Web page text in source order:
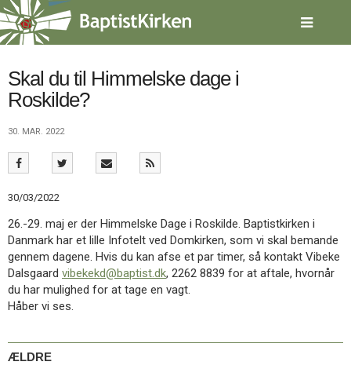
Spring
menu
over
gå
indholdVend
forsiden
Forside
3.0:
Kalender
4.0:
Inspiration
5.0:
Værktøjskassen
6.0:
Mission
7.0:
Om
BaptistKirken
8.0:
Kontakt
10.0:
Nyheder
11.0:
Kalender
Skal du til Himmelske dage i
Roskilde?
30. MAR. 2022
30/03/2022
26.-29. maj er der Himmelske Dage i Roskilde. Baptistkirken i
Danmark har et lille Infotelt ved Domkirken, som vi skal bemande
gennem dagene. Hvis du kan afse et par timer, så kontakt Vibeke
Dalsgaard vibekekd@baptist.dk, 2262 8839 for at aftale, hvornår
du har mulighed for at tage en vagt.
Håber vi ses.
ÆLDRE